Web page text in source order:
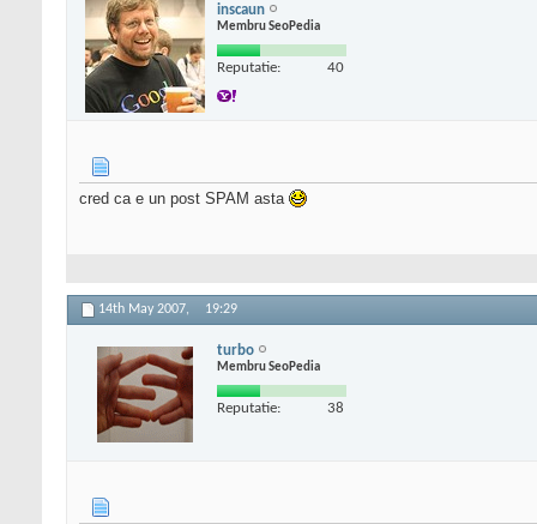
inscaun
Membru SeoPedia
Reputatie: 40
cred ca e un post SPAM asta
14th May 2007, 19:29
turbo
Membru SeoPedia
Reputatie: 38